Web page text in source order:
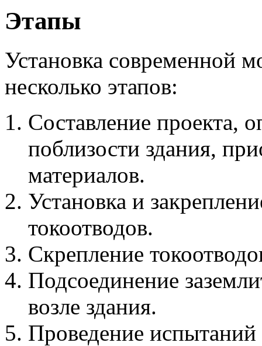
Этапы
Установка современной
несколько этапов:
Составление проекта,
поблизости здания,
материалов.
Установка и
токоотводов.
Скрепление
Подсоединение
возле здания.
Проведение испытаний